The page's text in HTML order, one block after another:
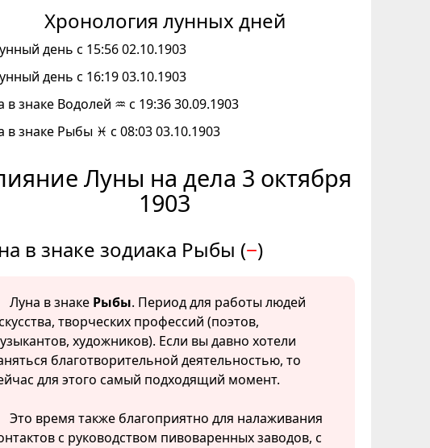
Хронология лунных дней
день с 15:56 02.10.1903
день с 16:19 03.10.1903
в знаке Водолей ♒ с 19:36 30.09.1903
в знаке Рыбы ♓ с 08:03 03.10.1903
Луны на дела 3 октября
1903
в знаке зодиака Рыбы (−)
Луна в знаке Рыбы. Период для работы людей
творческих профессий (поэтов,
художников). Если вы давно хотели
благотворительной деятельностью, то
для этого самый подходящий момент.
Это время также благоприятно для налаживания
с руководством пивоваренных заводов, с